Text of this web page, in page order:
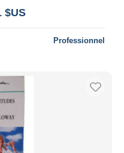
$US
Professionnel